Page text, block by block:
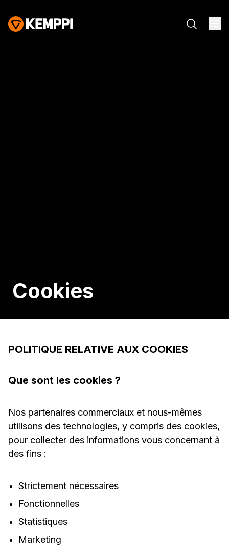
Cookies
POLITIQUE RELATIVE AUX COOKIES
Que sont les cookies ?
Nos partenaires commerciaux et nous-mêmes
utilisons des technologies, y compris des cookies,
pour collecter des informations vous concernant à
des fins :
Strictement nécessaires
Fonctionnelles
Statistiques
Marketing